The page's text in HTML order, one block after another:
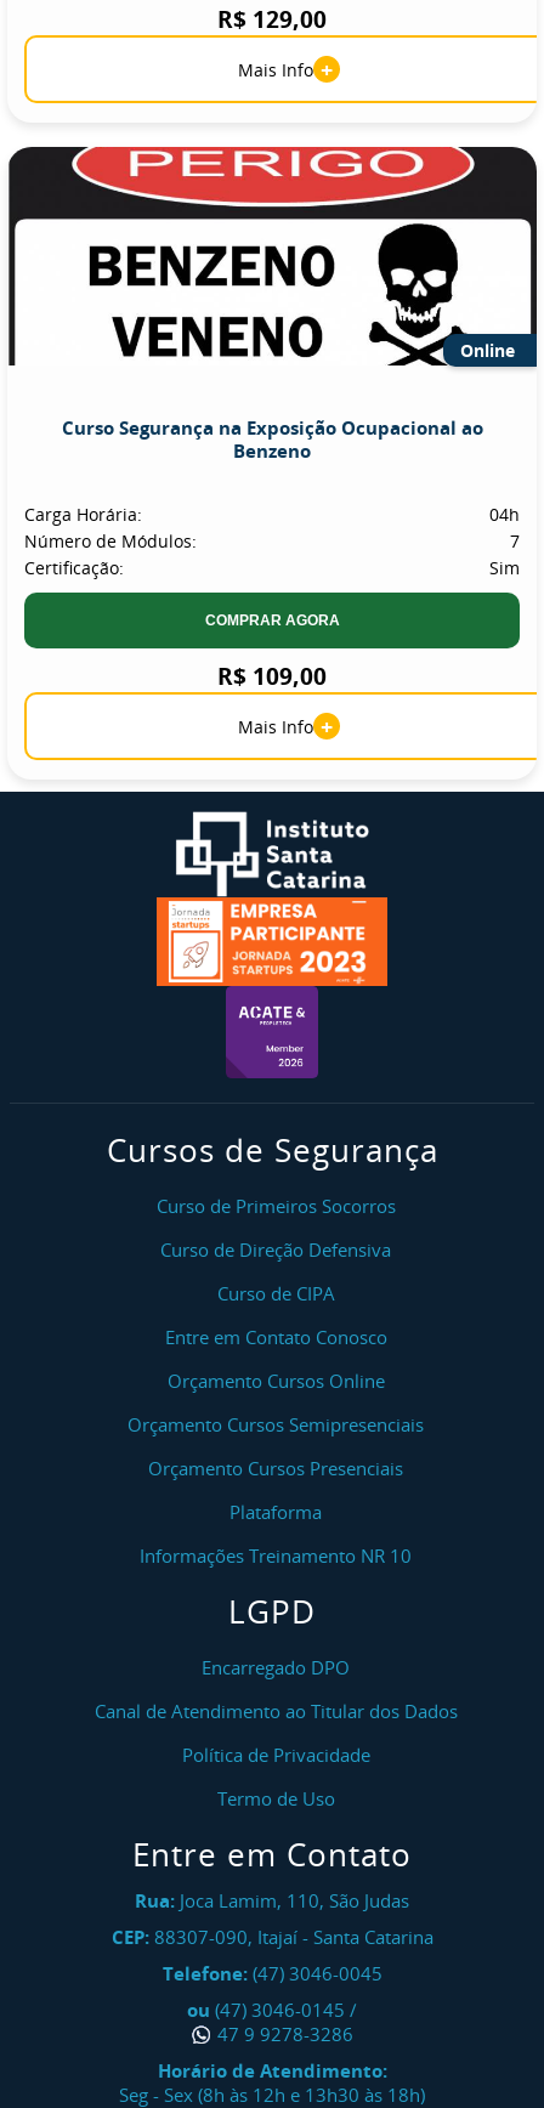
R$ 129,00
Mais Info +
Online
Curso Segurança na Exposição Ocupacional ao
Benzeno
Carga Horária:
04h
Número de Módulos:
7
Certificação:
Sim
COMPRAR AGORA
R$ 109,00
Mais Info +
Cursos de Segurança
Curso de Primeiros Socorros
Curso de Direção Defensiva
Curso de CIPA
Entre em Contato Conosco
Orçamento Cursos Online
Orçamento Cursos Semipresenciais
Orçamento Cursos Presenciais
Plataforma
Informações Treinamento NR 10
LGPD
Encarregado DPO
Canal de Atendimento ao Titular dos Dados
Política de Privacidade
Termo de Uso
Entre em Contato
Rua: Joca Lamim, 110, São Judas
CEP: 88307-090, Itajaí- Santa Catarina
Telefone: (47) 3046-0045
ou (47) 3046-0145 /
47 9 9278-3286
Horário de Atendimento:
Seg - Sex (8h às 12h e 13h30 às 18h)